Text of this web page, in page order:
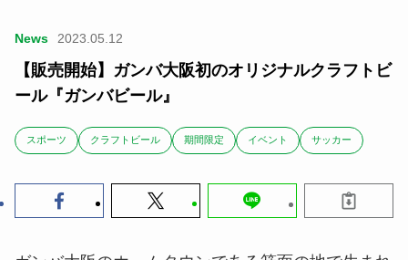
News 2023.05.12
【販売開始】ガンバ大阪初のオリジナルクラフトビ
ール『ガンバビール』
スポーツ クラフトビール 期間限定 イベント サッカー